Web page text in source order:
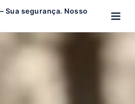
Sua segurança. Nosso